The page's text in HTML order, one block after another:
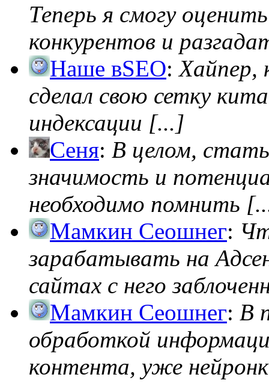
Теперь я смогу
конкурентов и
Наше вSEO:Хайпер,
сделал свою сетку
индексации [...]
Сеня: В целом,
значимость и
необходимо помнить
Мамкин Сеошнег:
зарабатывать на
сайтах с него
Мамкин Сеошнег: В
обработкой
контента, уже